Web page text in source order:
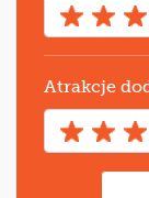
Atrakcje